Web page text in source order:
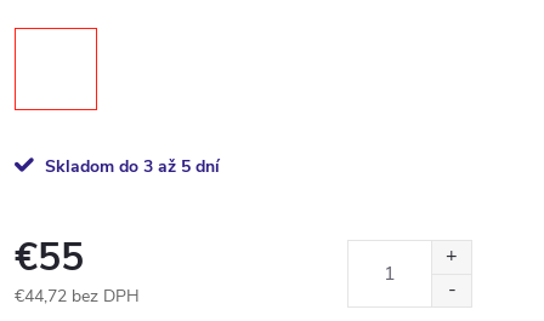
Skladom do 3 až 5 dní
€55
€44,72 bez DPH